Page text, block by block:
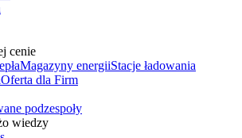
cenie
Magazyny energiiStacje ładowania
Oferta dla Firm
podzespoły
wiedzy